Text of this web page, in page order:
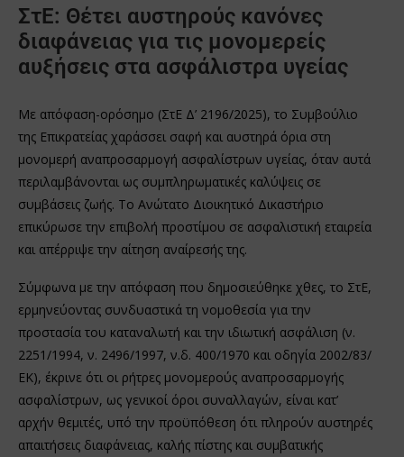
ΣτΕ: Θέτει αυστηρούς κανόνες
διαφάνειας για τις μονομερείς
αυξήσεις στα ασφάλιστρα υγείας
Με απόφαση-ορόσημο (ΣτΕ Δ’ 2196/2025), το Συμβούλιο
της Επικρατείας χαράσσει σαφή και αυστηρά όρια στη
μονομερή αναπροσαρμογή ασφαλίστρων υγείας, όταν αυτά
περιλαμβάνονται ως συμπληρωματικές καλύψεις σε
συμβάσεις ζωής. Το Ανώτατο Διοικητικό Δικαστήριο
επικύρωσε την επιβολή προστίμου σε ασφαλιστική εταιρεία
και απέρριψε την αίτηση αναίρεσής της.
Σύμφωνα με την απόφαση που δημοσιεύθηκε χθες, το ΣτΕ,
ερμηνεύοντας συνδυαστικά τη νομοθεσία για την
προστασία του καταναλωτή και την ιδιωτική ασφάλιση (ν.
2251/1994, ν. 2496/1997, ν.δ. 400/1970 και οδηγία 2002/83/
ΕΚ), έκρινε ότι οι ρήτρες μονομερούς αναπροσαρμογής
ασφαλίστρων, ως γενικοί όροι συναλλαγών, είναι κατ’
αρχήν θεμιτές, υπό την προϋπόθεση ότι πληρούν αυστηρές
απαιτήσεις διαφάνειας, καλής πίστης και συμβατικής